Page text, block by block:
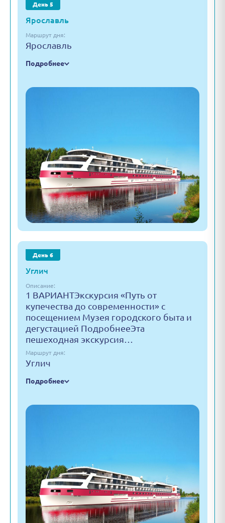
День 5
Ярославль
Маршрут дня:
Ярославль
Подробнее
День 6
Углич
Описание:
1 ВАРИАНТЭкскурсия «Путь от
купечества до современности» с
посещением Музея городского быта и
дегустацией ПодробнееЭта
пешеходная экскурсия…
Маршрут дня:
Углич
Подробнее